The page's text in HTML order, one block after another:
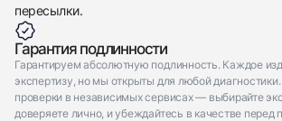
пересылки.
Гарантия подлинности
Гарантируем абсолютную подлинность. Каждое
экспертизу, но мы открыты для любой
проверки в независимых сервисах — выбирайте
доверяете лично, и убеждайтесь в качестве перед